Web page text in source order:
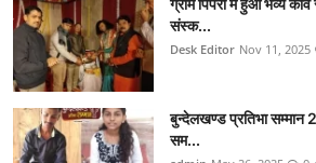
ग्राम पिपरी में हुआ भव्य
संस्क...
Desk Editor Nov 11, 2025
बुन्देलखण्ड प्रतिभा सम्मान
सम...